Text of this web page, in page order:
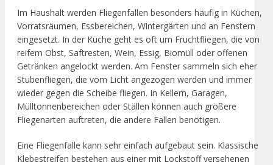
Im Haushalt werden Fliegenfallen besonders häufig in Küchen,
Vorratsräumen, Essbereichen, Wintergärten und an Fenstern
eingesetzt. In der Küche geht es oft um Fruchtfliegen, die von
reifem Obst, Saftresten, Wein, Essig, Biomüll oder offenen
Getränken angelockt werden. Am Fenster sammeln sich eher
Stubenfliegen, die vom Licht angezogen werden und immer
wieder gegen die Scheibe fliegen. In Kellern, Garagen,
Mülltonnenbereichen oder Ställen können auch größere
Fliegenarten auftreten, die andere Fallen benötigen.
Eine Fliegenfalle kann sehr einfach aufgebaut sein. Klassische
Klebestreifen bestehen aus einer mit Lockstoff versehenen